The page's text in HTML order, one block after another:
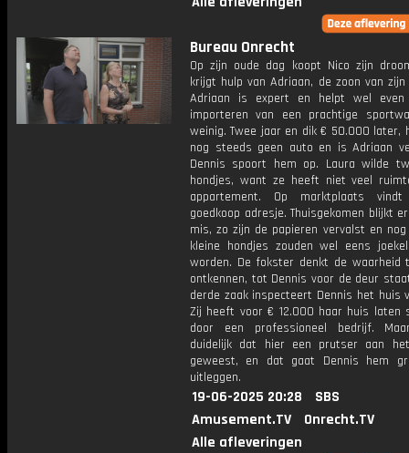
Bureau Onrecht
Op zijn oude dag koopt Nico zijn
krijgt hulp van Adriaan, de zoon van zijn
Adriaan is expert en helpt wel
importeren van een prachtige
weinig. Twee jaar en dik € 50.000 later,
nog steeds geen auto en is Adriaan
Dennis spoort hem op. Laura wilde
hondjes, want ze heeft niet veel
appartement. Op marktplaats
goedkoop adresje. Thuisgekomen blijkt
mis, zo zijn de papieren vervalst en
kleine hondjes zouden wel eens
worden. De fokster denkt de waarheid
ontkennen, tot Dennis voor de deur
derde zaak inspecteert Dennis het huis
Zij heeft voor € 12.000 haar huis laten
door een professioneel bedrijf.
duidelijk dat hier een prutser aan
geweest, en dat gaat Dennis hem
uitleggen.
19-06-2025 20:28
SBS
Amusement.TV
Onrecht.TV
Alle afleveringen